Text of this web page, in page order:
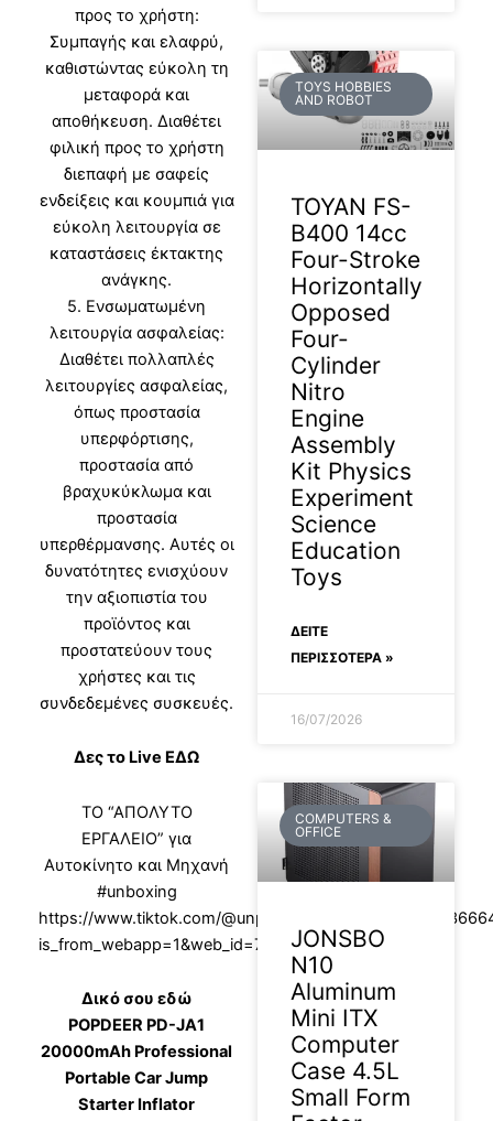
προς το χρήστη:
Συμπαγής και ελαφρύ,
καθιστώντας εύκολη τη
μεταφορά και
αποθήκευση. Διαθέτει
φιλική προς το χρήστη
διεπαφή με σαφείς
ενδείξεις και κουμπιά για
εύκολη λειτουργία σε
καταστάσεις έκτακτης
ανάγκης.
5. Ενσωματωμένη
λειτουργία ασφαλείας:
Διαθέτει πολλαπλές
λειτουργίες ασφαλείας,
όπως προστασία
υπερφόρτισης,
προστασία από
βραχυκύκλωμα και
προστασία
υπερθέρμανσης. Αυτές οι
δυνατότητες ενισχύουν
την αξιοπιστία του
προϊόντος και
προστατεύουν τους
χρήστες και τις
συνδεδεμένες συσκευές.
Δες το Live ΕΔΩ
ΤΟ “ΑΠΟΛΥΤΟ
ΕΡΓΑΛΕΙΟ” για
Αυτοκίνητο και Μηχανή
#unboxing
https://www.tiktok.com/@unpackman.review/video/
is_from_webapp=1&web_id=7311648037818091041
Δικό σου εδώ
POPDEER PD-JA1
20000mAh Professional
Portable Car Jump
Starter Inflator
TOYS HOBBIES
AND ROBOT
TOYAN FS-
B400 14cc
Four-Stroke
Horizontally
Opposed
Four-
Cylinder
Nitro
Engine
Assembly
Kit Physics
Experiment
Science
Education
Toys
ΔΕΊΤΕ
ΠΕΡΙΣΣΟΤΕΡΑ »
16/07/2026
COMPUTERS &
OFFICE
JONSBO
N10
Aluminum
Mini ITX
Computer
Case 4.5L
Small Form